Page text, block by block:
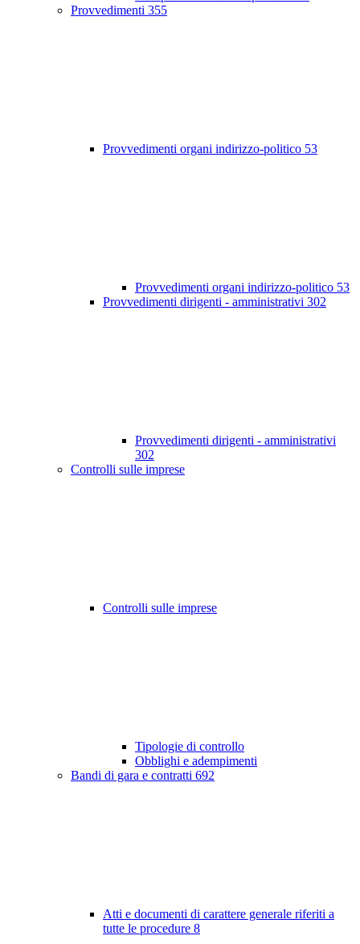
Provvedimenti 355
Provvedimenti organi indirizzo-politico 53
Provvedimenti organi indirizzo-politico 53
Provvedimenti dirigenti - amministrativi 302
Provvedimenti dirigenti - amministrativi
302
Controlli sulle imprese
Controlli sulle imprese
Tipologie di controllo
Obblighi e adempimenti
Bandi di gara e contratti 692
Atti e documenti di carattere generale riferiti a
tutte le procedure 8